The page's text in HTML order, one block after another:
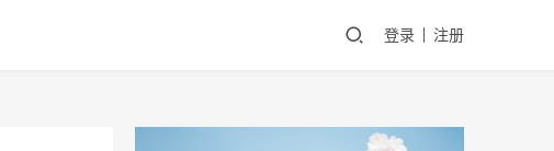
登录 注册